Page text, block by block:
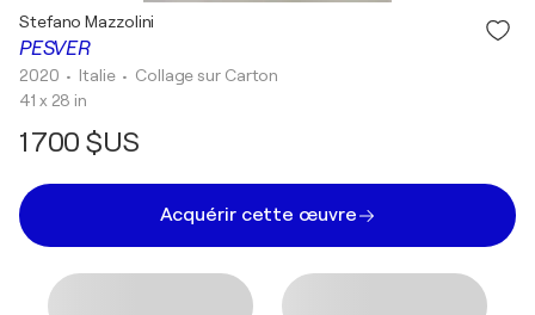
PESVER
Stefano Mazzolini
2020 • Italie • Collage sur Carton
41 x 28 in
1 700 $US
Acquérir cette œuvre